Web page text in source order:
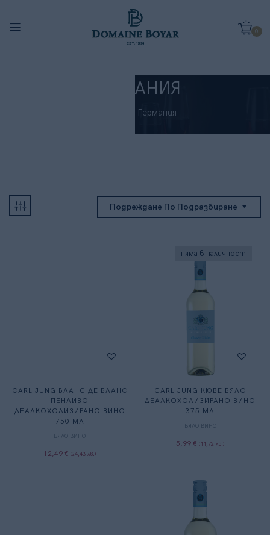
0
ГЕРМАНИЯ
Германия
Подреждане По Подразбиране
CARL JUNG БЛАНС ДЕ БЛАНС
ПЕНЛИВО
ДЕАЛКОХОЛИЗИРАНО ВИНО
750 МЛ
БЯЛО ВИНО
12,49 € (24,43лв.)
няма в наличност
CARL JUNG КЮВЕ БЯЛО
ДЕАЛКОХОЛИЗИРАНО ВИНО
375 МЛ
БЯЛО ВИНО
5,99 € (11,72лв.)